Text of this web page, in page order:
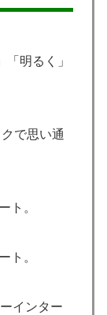
明るく」
で思い通
ト。
ト。
インター